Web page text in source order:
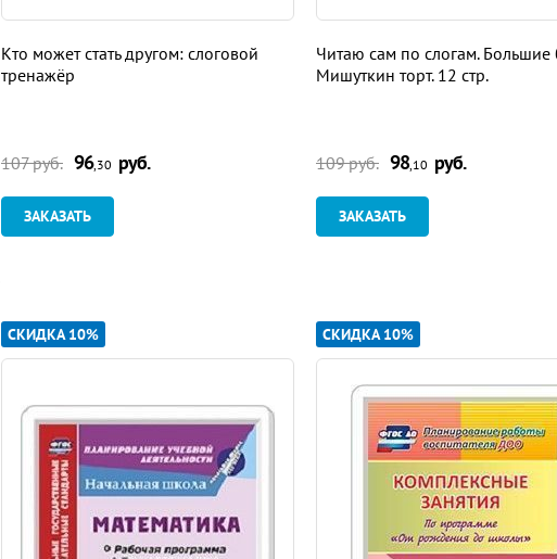
Кто может стать другом: слоговой
тренажёр
107 руб. 96,30 руб.
ЗАКАЗАТЬ
Читаю сам по слогам. Большие
Мишуткин торт. 12 стр.
109 руб. 98,10 руб.
ЗАКАЗАТЬ
СКИДКА 10% СКИДКА 10%